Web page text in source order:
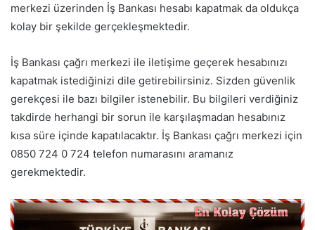
merkezi üzerinden İş Bankası hesabı kapatmak da oldukça
kolay bir şekilde gerçekleşmektedir.
İş Bankası çağrı merkezi ile iletişime geçerek hesabınızı
kapatmak istediğinizi dile getirebilirsiniz. Sizden güvenlik
gerekçesi ile bazı bilgiler istenebilir. Bu bilgileri verdiğiniz
takdirde herhangi bir sorun ile karşılaşmadan hesabınız
kısa süre içinde kapatılacaktır. İş Bankası çağrı merkezi için
0850 724 0 724 telefon numarasını aramanız
gerekmektedir.